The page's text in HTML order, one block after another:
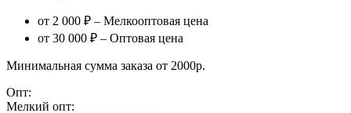
от 2 000 ₽ – Мелкооптовая цена
от 30 000 ₽ – Оптовая цена
Минимальная сумма заказа от 2000р.
Опт:
Мелкий опт: